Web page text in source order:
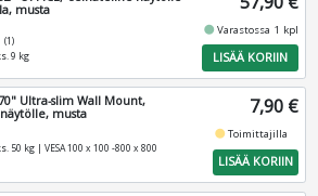
musta
(1)
9 kg
fiber_manual_recordVarastossa 1 kpl
LISÄÄ KORIIN
Ultra-slim Wall Mount,
musta
50 kg | VESA 100 x 100 -800 x 800
7,90 €
fiber_manual_recordToimittajilla
LISÄÄ KORIIN